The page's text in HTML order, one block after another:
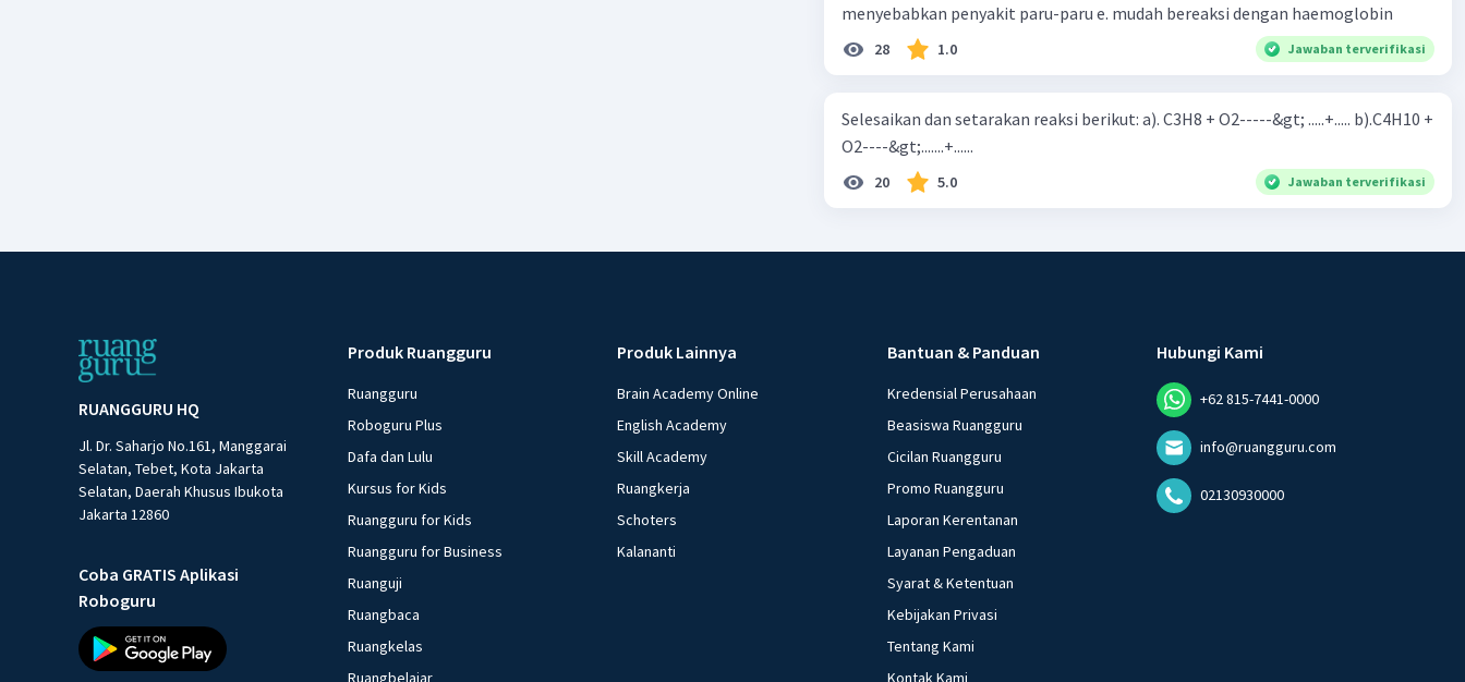
menyebabkan penyakit paru-paru e. mudah bereaksi dengan haemoglobin
28 1.0 Jawaban terverifikasi
Selesaikan dan setarakan reaksi berikut: a). C3H8 + O2-----&gt; .....+..... b).C4H10 +
O2----&gt;.......+......
20 5.0 Jawaban terverifikasi
RUANGGURU HQ
Jl. Dr. Saharjo No.161, Manggarai
Selatan, Tebet, Kota Jakarta
Selatan, Daerah Khusus Ibukota
Jakarta 12860
Coba GRATIS Aplikasi
Roboguru
Produk Ruangguru
Ruangguru
Roboguru Plus
Dafa dan Lulu
Kursus for Kids
Ruangguru for Kids
Ruangguru for Business
Ruanguji
Ruangbaca
Ruangkelas
Ruangbelajar
Produk Lainnya
Brain Academy Online
English Academy
Skill Academy
Ruangkerja
Schoters
Kalananti
Bantuan & Panduan
Kredensial Perusahaan
Beasiswa Ruangguru
Cicilan Ruangguru
Promo Ruangguru
Laporan Kerentanan
Layanan Pengaduan
Syarat & Ketentuan
Kebijakan Privasi
Tentang Kami
Kontak Kami
Hubungi Kami
+62 815-7441-0000
info@ruangguru.com
02130930000